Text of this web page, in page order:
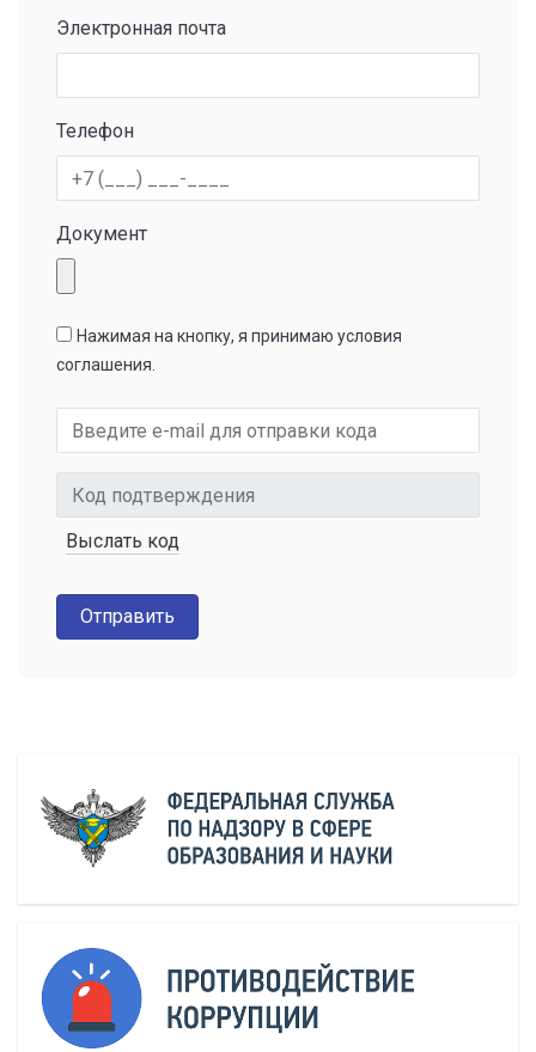
Электронная почта
Телефон
Документ
Нажимая на кнопку, я принимаю условия
соглашения.
Выслать код